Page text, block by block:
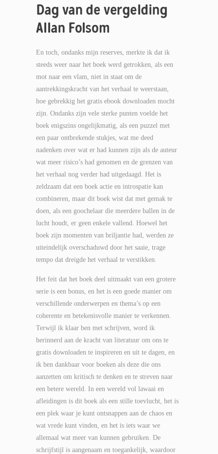
Dag van de vergelding
Allan Folsom
En toch, ondanks mijn reserves, merkte ik dat ik
steeds weer naar het boek werd getrokken, als een
mot naar een vlam, niet in staat om de
aantrekkingskracht van het verhaal te weerstaan,
hoe gebrekkig het gratis ebook downloaden mocht
zijn. Ondanks zijn vele sterke punten voelde het
boek enigszins ongelijkmatig, als een puzzel met
een paar ontbrekende stukjes, wat me deed
nadenken over wat er had kunnen zijn als de auteur
wat meer risico’s had genomen en de grenzen van
het verhaal nog verder had uitgedaagd. Het is
zeldzaam dat een boek actie en introspatie kan
combineren, maar dit boek wist dat met gemak te
doen, als een goochelaar die meerdere ballen in de
lucht houdt, er geen enkele vallend. Hoewel het
boek zijn momenten van briljantie had, werden ze
uiteindelijk overschaduwd door het saaie, trage
tempo dat dreigde het verhaal te verstikken.
Het feit dat het boek deel uitmaakt van een grotere
serie is een bonus, en het is een goede manier om
verschillende onderwerpen en thema’s op een
coherente en betekenisvolle manier te verkennen.
Terwijl ik klaar ben met schrijven, word ik
herinnerd aan de kracht van literatuur om ons te
gratis downloaden te inspireren en uit te dagen, en
ik ben dankbaar voor boeken als deze die ons
aanzetten om kritisch te denken en te streven naar
een betere wereld. In een wereld vol lawaai en
afleidingen is dit boek als een stille toevlucht, het is
een plek waar je kunt ontsnappen aan de chaos en
wat vrede kunt vinden, en het is iets waar we
allemaal wat meer van kunnen gebruiken. De
schrijfstijl is aangenaam en toegankelijk, waardoor